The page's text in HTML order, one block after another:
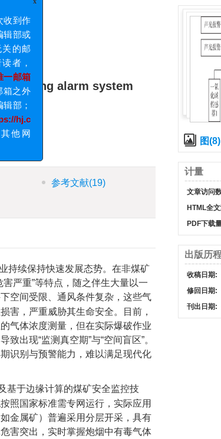
alarm system
参考文献(19)
持续保持快速发展态势。在非煤矿
严重”等特点，随之伴生大量以一
空间受限、通风条件复杂，这些气
害，严重威胁其生命安全。目前，
气体浓度测量，但在实际爆破作业
出现“监测真空期”与“空间盲区”。
识别与预警能力，难以满足现代化
基于边缘计算的煤矿安全监控技
照国家标准需专网运行，实际应用
金属矿）普遍采用分层开采，具有
害突出，实时掌握炮烟中有毒气体
图(8)
计量
文章访问
HTML全
PDF下载
出版历
收稿日期:
修回日期:
刊出日期: